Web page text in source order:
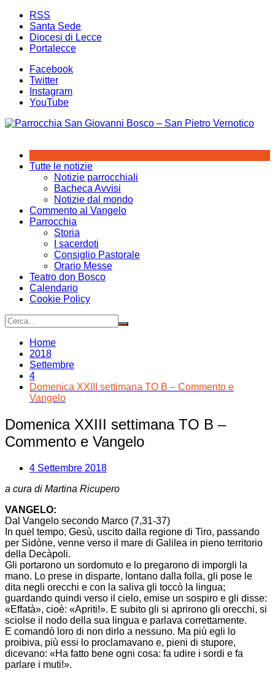
Salta
contenuto
RSS
Santa Sede
Diocesi di Lecce
Portalecce
Facebook
Twitter
Instagram
YouTube
Tutte le notizie
Notizie parrocchiali
Bacheca Avvisi
Notizie dal mondo
Commento al Vangelo
Parrocchia
Storia
I sacerdoti
Consiglio Pastorale
Orario Messe
Teatro don Bosco
Calendario
Cookie Policy
Home
2018
Settembre
4
Domenica XXIII settimana TO B – Commento e
Vangelo
Domenica XXIII settimana TO B –
Commento e Vangelo
4 Settembre 2018
a cura di Martina Ricupero
VANGELO:
Dal Vangelo secondo Marco (7,31-37)
In quel tempo, Gesù, uscito dalla regione di Tiro, passando
per Sidòne, venne verso il mare di Galilea in pieno territorio
della Decàpoli.
Gli portarono un sordomuto e lo pregarono di imporgli la
mano. Lo prese in disparte, lontano dalla folla, gli pose le
dita negli orecchi e con la saliva gli toccò la lingua;
guardando quindi verso il cielo, emise un sospiro e gli disse:
«Effatà», cioè: «Apriti!». E subito gli si aprirono gli orecchi, si
sciolse il nodo della sua lingua e parlava correttamente.
E comandò loro di non dirlo a nessuno. Ma più egli lo
proibiva, più essi lo proclamavano e, pieni di stupore,
dicevano: «Ha fatto bene ogni cosa: fa udire i sordi e fa
parlare i muti!».